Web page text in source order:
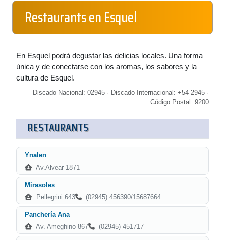
Restaurants en Esquel
En Esquel podrá degustar las delicias locales. Una forma
única y de conectarse con los aromas, los sabores y la
cultura de Esquel.
Discado Nacional: 02945 · Discado Internacional: +54 2945 ·
Código Postal: 9200
RESTAURANTS
Ynalen
Av.Alvear 1871
Mirasoles
Pellegrini 643
(02945) 456390/15687664
Panchería Ana
Av. Ameghino 867
(02945) 451717